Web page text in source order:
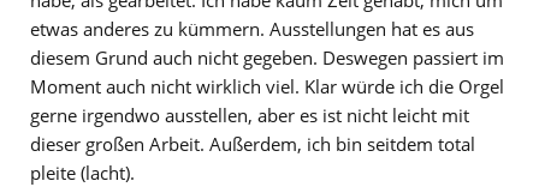
etwas anderes zu kümmern. Ausstellungen hat es aus
diesem Grund auch nicht gegeben. Deswegen passiert im
Moment auch nicht wirklich viel. Klar würde ich die Orgel
gerne irgendwo ausstellen, aber es ist nicht leicht mit
dieser großen Arbeit. Außerdem, ich bin seitdem total
pleite (lacht).